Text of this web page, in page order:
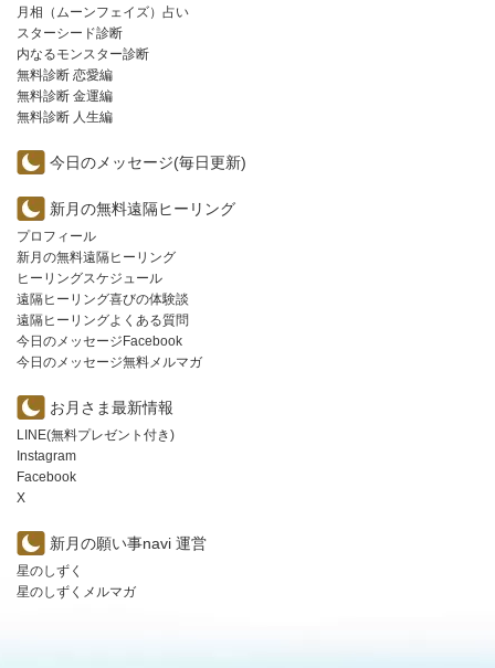
月相（ムーンフェイズ）占い
スターシード診断
内なるモンスター診断
無料診断 恋愛編
無料診断 金運編
無料診断 人生編
今日のメッセージ(毎日更新)
新月の無料遠隔ヒーリング
プロフィール
新月の無料遠隔ヒーリング
ヒーリングスケジュール
遠隔ヒーリング喜びの体験談
遠隔ヒーリングよくある質問
今日のメッセージFacebook
今日のメッセージ無料メルマガ
お月さま最新情報
LINE(無料プレゼント付き)
Instagram
Facebook
X
新月の願い事navi 運営
星のしずく
星のしずくメルマガ